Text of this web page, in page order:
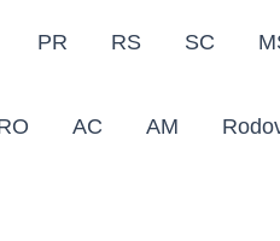
PR RS SC
AC AM